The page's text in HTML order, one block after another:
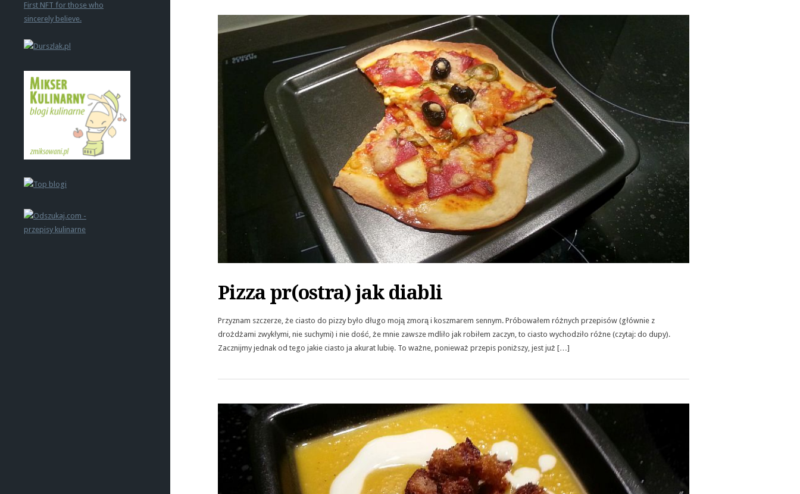
First NFT for those who
sincerely believe.
Pizza pr(ostra) jak diabli
Przyznam szczerze, że ciasto do pizzy było długo moją zmorą i koszmarem sennym. Próbowałem różnych przepisów (głównie z
drożdżami zwykłymi, nie suchymi) i nie dość, że mnie zawsze mdliło jak robiłem zaczyn, to ciasto wychodziło różne (czytaj: do dupy).
Zacznijmy jednak od tego jakie ciasto ja akurat lubię. To ważne, ponieważ przepis poniższy, jest już […]